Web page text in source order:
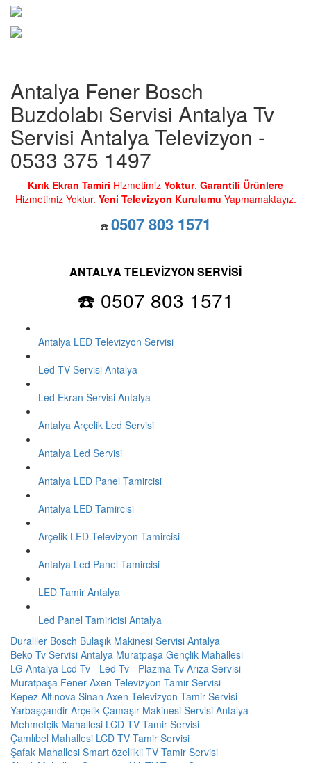
Antalya Fener Bosch
Buzdolabı Servisi Antalya Tv
Servisi Antalya Televizyon -
0533 375 1497
Kırık Ekran Tamiri Hizmetimiz Yoktur. Garantili Ürünlere
Hizmetimiz Yoktur. Yeni Televizyon Kurulumu Yapmamaktayız.
☎️ 0507 803 1571
ANTALYA TELEVİZYON SERVİSİ
☎️ 0507 803 1571
Antalya LED Televizyon Servisi
Led TV Servisi Antalya
Led Ekran Servisi Antalya
Antalya Arçelik Led Servisi
Antalya Led Servisi
Antalya LED Panel Tamircisi
Antalya LED Tamircisi
Arçelik LED Televizyon Tamircisi
Antalya Led Panel Tamircisi
LED Tamir Antalya
Led Panel Tamiricisi Antalya
Duraliler Bosch Bulaşık Makinesi Servisi Antalya
Beko Tv Servisi Antalya Muratpaşa Gençlik Mahallesi
LG Antalya Lcd Tv - Led Tv - Plazma Tv Arıza Servisi
Muratpaşa Fener Axen Televizyon Tamir Servisi
Kepez Altınova Sinan Axen Televizyon Tamir Servisi
Yarbaşçandir Arçelik Çamaşır Makinesi Servisi Antalya
Mehmetçik Mahallesi LCD TV Tamir Servisi
Çamlıbel Mahallesi LCD TV Tamir Servisi
Şafak Mahallesi Smart özellikli TV Tamir Servisi